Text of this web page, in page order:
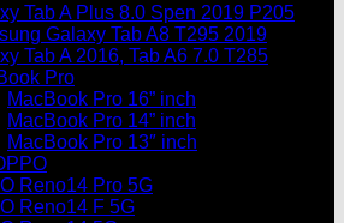
Tab A Plus 8.0 Spen 2019 P205
Galaxy Tab A8 T295 2019
Tab A 2016, Tab A6 7.0 T285
Pro
MacBook Pro 16” inch
MacBook Pro 14” inch
MacBook Pro 13″ inch
Reno14 Pro 5G
Reno14 F 5G